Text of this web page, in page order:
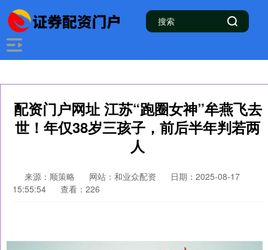
配资门户网址 江苏“跑圈女神”牟燕飞去
世！年仅38岁三孩子，前后半年判若两
人
来源：顺策略 网站：和业众配资
日期：2025-08-17
15:55:54
查看：226